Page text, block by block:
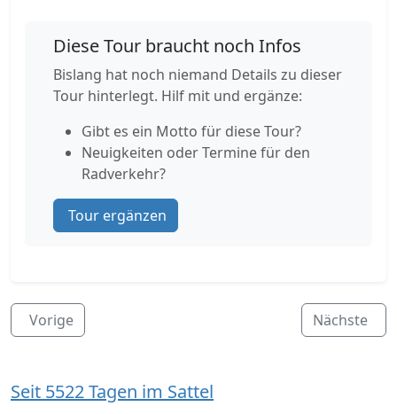
Diese Tour braucht noch Infos
Bislang hat noch niemand Details zu dieser
Tour hinterlegt. Hilf mit und ergänze:
Gibt es ein Motto für diese Tour?
Neuigkeiten oder Termine für den
Radverkehr?
Tour ergänzen
Vorige Nächste
Seit 5522 Tagen im Sattel